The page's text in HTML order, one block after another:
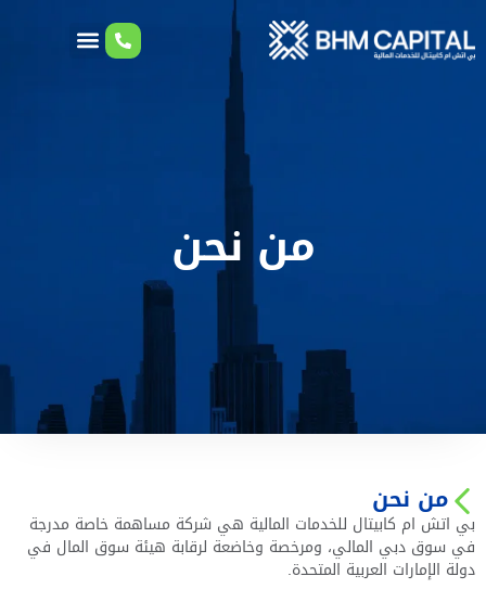
من نحن
من نحن
بي اتش ام كابيتال للخدمات المالية هي شركة مساهمة خاصة مدرجة
في سوق دبي المالي، ومرخصة وخاضعة لرقابة هيئة سوق المال في
دولة الإمارات العربية المتحدة.